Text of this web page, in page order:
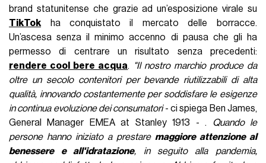
brand statunitense che grazie ad un’esposizione virale su
TikTok ha conquistato il mercato delle borracce.
Un’ascesa senza il minimo accenno di pausa che gli ha
permesso di centrare un risultato senza precedenti:
rendere cool bere acqua.
"Il nostro marchio produce da
oltre un secolo contenitori per bevande riutilizzabili di alta
qualità, innovando costantemente per soddisfare le esigenze
in continua evoluzione dei consumatori- ci spiega Ben James,
General Manager EMEA at Stanley 1913 - . Quando le
persone hanno iniziato a prestare maggiore attenzione al
benessere e all'idratazione, in seguito alla pandemia,